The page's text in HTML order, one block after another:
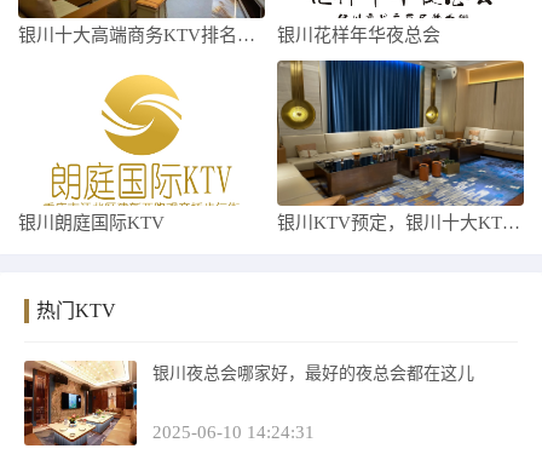
银川十大高端商务KTV排名，这几家让你迷 银川花样年华夜总会
银川朗庭国际KTV 银川KTV预定，银川十大KTV排名大全
热门KTV
银川夜总会哪家好，最好的夜总会都在这儿
2025-06-10 14:24:31